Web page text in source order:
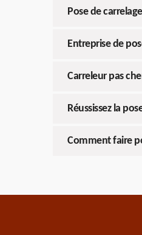
Pose de
Entreprise de
Carreleur pas
Réussissez la
Comment faire